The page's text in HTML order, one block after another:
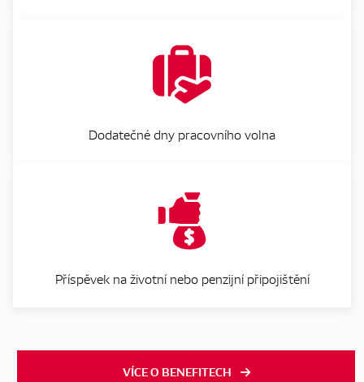
Dodatečné dny pracovního volna
Příspěvek na životní nebo penzijní připojištění
VÍCE O BENEFITECH